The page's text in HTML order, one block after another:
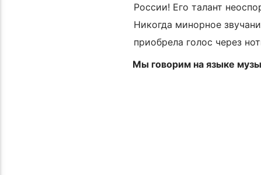
России! Его талант
Никогда минорное
приобрела голос через
Мы говорим на языке